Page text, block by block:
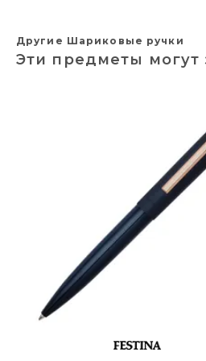
Другие Шариковые ручки
Эти предметы могут